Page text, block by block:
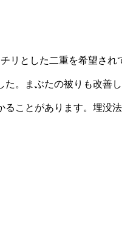
リとした二重を希望され
。まぶたの被りも改善し
ことがあります。埋没